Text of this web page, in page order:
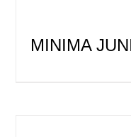
MINIMA